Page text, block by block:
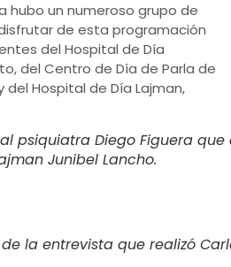
hubo un numeroso grupo de
de esta programación
del Hospital de Día
del Centro de Día de Parla de
del Hospital de Día Lajman,
psiquiatra Diego Figuera
Junibel Lancho.
la entrevista que realizó